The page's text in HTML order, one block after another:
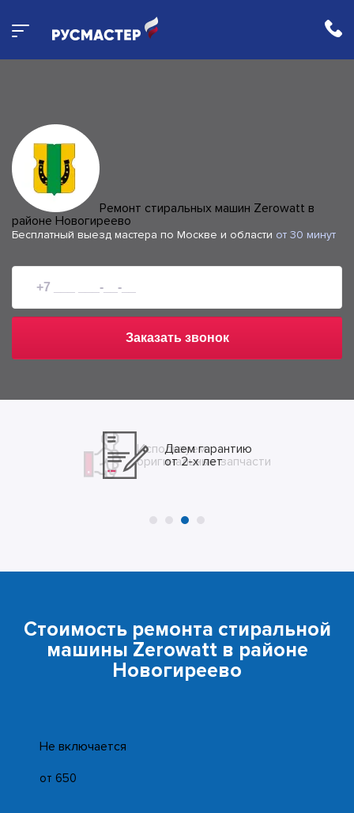
Ремонт стиральных машин Zerowatt в
районе Новогиреево
Бесплатный выезд мастера по Москве и области от 30 минут
Заказать звонок
Даем гарантию
от 2-х лет
Стоимость ремонта стиральной
машины Zerowatt в районе
Новогиреево
Не включается
от 650